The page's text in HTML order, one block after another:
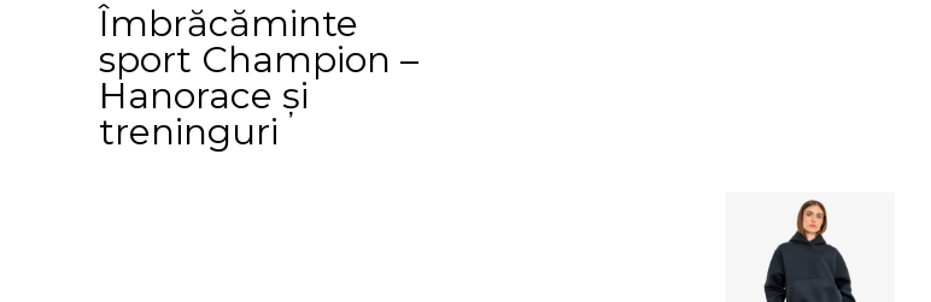
Îmbrăcăminte
sport Champion –
Hanorace și
treninguri